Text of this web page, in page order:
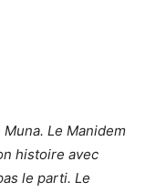
Le Manidem
histoire avec
le parti. Le